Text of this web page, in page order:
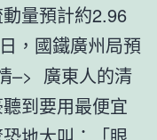
量預計約2.96
，國鐵廣州局預
–> 廣東人的清
到要用最便宜